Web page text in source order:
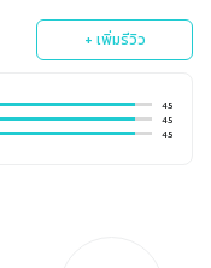
+ เพิ่มรีวิว
4.5
4.5
4.5